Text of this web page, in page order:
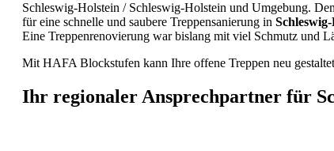
Schleswig-Holstein / Schleswig-Holstein und Umgebung.
für eine schnelle und saubere Treppensanierung in
Eine Treppenrenovierung war bislang mit viel Schmutz und
Mit HAFA Blockstufen kann Ihre offene Treppen neu
Ihr regionaler Ansprechpartner für